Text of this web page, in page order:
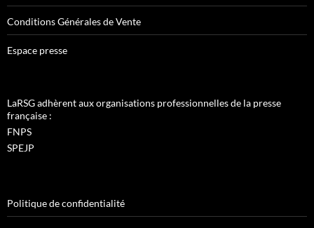
Conditions Générales de Vente
Espace presse
LaRSG adhèrent aux organisations professionnelles de la presse
française :
FNPS
SPEJP
Politique de confidentialité